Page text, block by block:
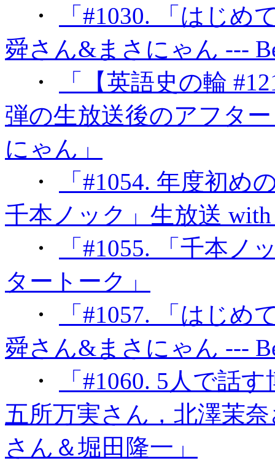
・
「#1030. 「はじめ
舜さん&まさにゃん ---
・
「【英語史の輪
弾の生放送後のアフタ
にゃん」
・
「#1054. 年度初
千本ノック」生放送
・
「#1055. 「千本
タートーク」
・
「#1057. 「はじめ
舜さん&まさにゃん ---
・
「#1060. 5人で話
五所万実さん，北澤茉
さん＆堀田隆一」